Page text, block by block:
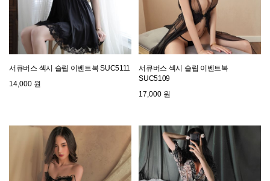
서큐버스 섹시 슬립 이벤트복 SUC5111
14,000 원
서큐버스 섹시 슬립 이벤트복
SUC5109
17,000 원